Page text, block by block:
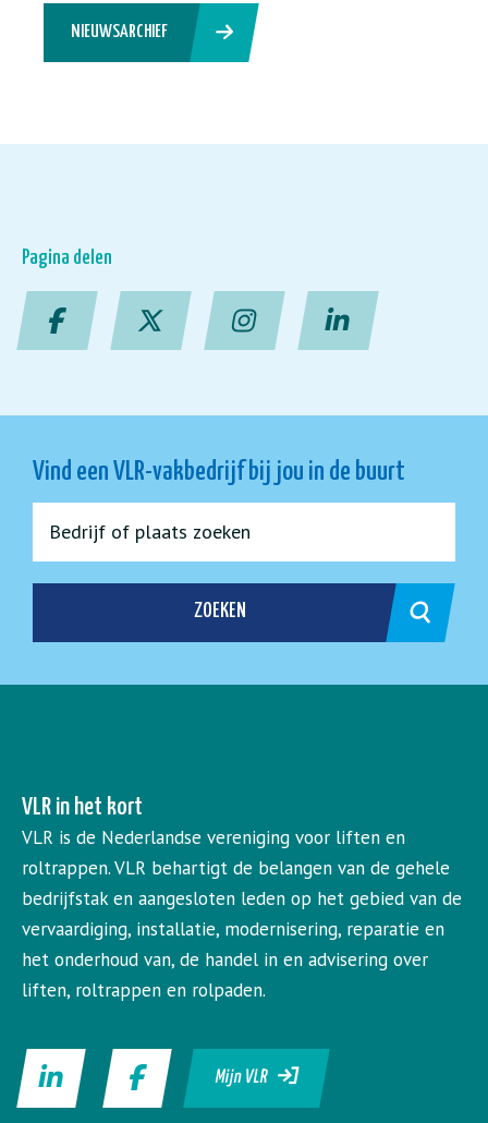
NIEUWSARCHIEF
Pagina delen
Vind een VLR-vakbedrijf bij jou in de buurt
ZOEKEN
VLR in het kort
VLR is de Nederlandse vereniging voor liften en
roltrappen. VLR behartigt de belangen van de gehele
bedrijfstak en aangesloten leden op het gebied van de
vervaardiging, installatie, modernisering, reparatie en
het onderhoud van, de handel in en advisering over
liften, roltrappen en rolpaden.
Mijn VLR